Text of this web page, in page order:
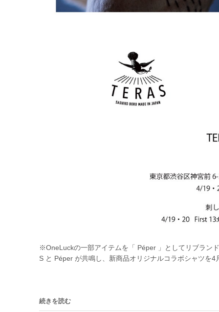
※OneLuckの一部アイテムを「 Péper 」としてリブラン
S と Péper が共鳴し、新商品オリジナルコラボシャツを
続きを読む